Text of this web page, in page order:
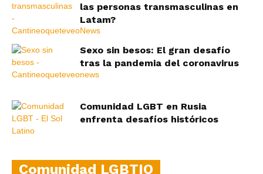
las personas transmasculinas en
Latam?
Sexo sin besos: El gran desafío
tras la pandemia del coronavirus
Comunidad LGBT en Rusia
enfrenta desafíos históricos
Comunidad LGBTIQ